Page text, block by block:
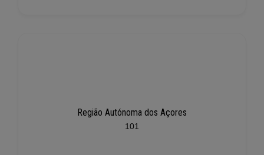
Região Autónoma dos Açores
101